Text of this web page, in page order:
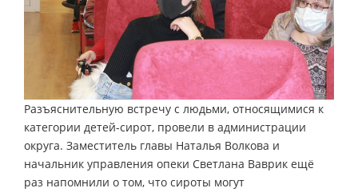
Разъяснительную встречу с людьми, относящимися к
категории детей-сирот, провели в администрации
округа. Заместитель главы Наталья Волкова и
начальник управления опеки Светлана Ваврик ещё
раз напомнили о том, что сироты могут